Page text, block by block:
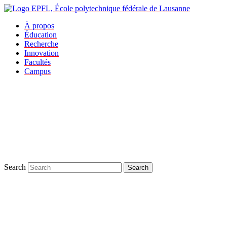
À propos
Éducation
Recherche
Innovation
Facultés
Campus
Search Search